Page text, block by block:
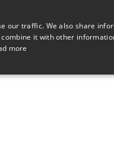
our traffic. We also share
it with other
more